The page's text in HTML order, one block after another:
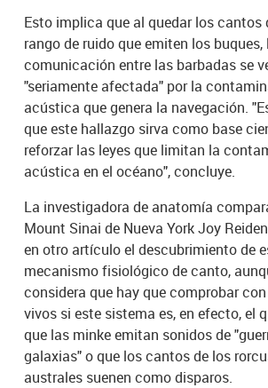
Esto implica que al quedar los cantos
rango de ruido que emiten los buques,
comunicación entre las barbadas se
"seriamente afectada" por la
acústica que genera la navegación.
que este hallazgo sirva como base
reforzar las leyes que limitan la
acústica en el océano", concluye.
La investigadora de anatomía
Mount Sinai de Nueva York Joy
en otro artículo el descubrimiento de
mecanismo fisiológico de canto,
considera que hay que comprobar
vivos si este sistema es, en efecto, el
que las minke emitan sonidos de
galaxias" o que los cantos de los
australes suenen como disparos.